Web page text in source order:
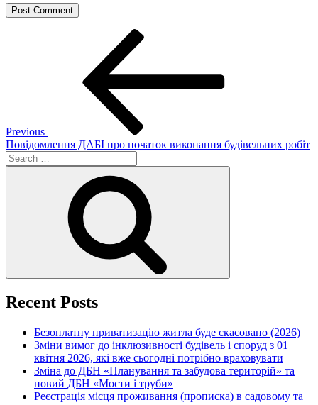
Previous
Повідомлення ДАБІ про початок виконання будівельних робіт
Search
for:
Recent Posts
Безоплатну приватизацію житла буде скасовано (2026)
Зміни вимог до інклюзивності будівель і споруд з 01
квітня 2026, які вже сьогодні потрібно враховувати
Зміна до ДБН «Планування та забудова територій» та
новий ДБН «Мости і труби»
Реєстрація місця проживання (прописка) в садовому та